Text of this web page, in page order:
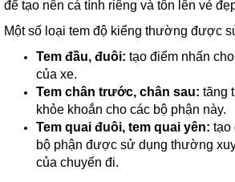
để tạo nên cá tính riêng và tôn lên vẻ
Một số loại tem độ kiểng thường được
Tem đầu, đuôi: tạo điểm nhấn
của xe.
Tem chân trước, chân sau: tăng
khỏe khoắn cho các bộ phận này.
Tem quai đuôi, tem quai yên: tạo
bộ phận được sử dụng thường
của chuyến đi.